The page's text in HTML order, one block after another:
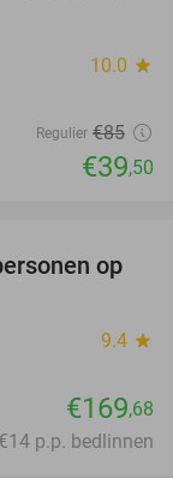
10.0 star
Regulier €85
€39,50
op
9.4 star
€169,68
p.p. bedlinnen